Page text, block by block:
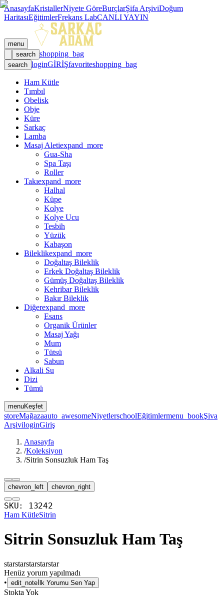
AnasayfaKristallerNiyete GöreBurçlarŞifa ArşiviDoğum
HaritasıEğitimlerFrekans LabCANLI YAYIN
menu
search shopping_bag
search loginGİRİŞfavoriteshopping_bag
Ham Kütle
Tımbıl
Obelisk
Obje
Küre
Sarkaç
Lamba
Masaj Aletiexpand_more
Gua-Sha
Spa Taşı
Roller
Takıexpand_more
Halhal
Küpe
Kolye
Kolye Ucu
Tesbih
Yüzük
Kabaşon
Bileklikexpand_more
Doğaltaş Bileklik
Erkek Doğaltaş Bileklik
Gümüş Doğaltaş Bileklik
Kehribar Bileklik
Bakır Bileklik
Diğerexpand_more
Esans
Organik Ürünler
Masaj Yağı
Mum
Tütsü
Sabun
Alkali Su
Dizi
Tümü
menuKeşfet
storeMağazaauto_awesomeNiyetlerschoolEğitimlermenu_bookŞiva
ArşiviloginGiriş
Anasayfa
/Koleksiyon
/Sitrin Sonsuzluk Ham Taş
chevron_left chevron_right
SKU: 13242
Ham KütleSitrin
Sitrin Sonsuzluk Ham Taş
starstarstarstarstar
Henüz yorum yapılmadı
• edit_note İlk Yorumu Sen Yap
Stokta Yok